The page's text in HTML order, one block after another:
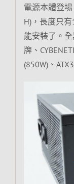
電源本體登
H)，長度只
能安裝了。
牌、
(850W)、